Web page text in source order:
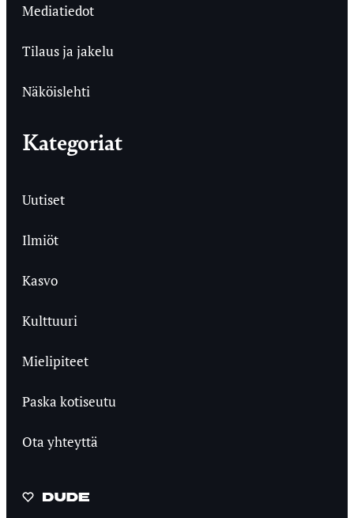
Mediatiedot
Tilaus ja jakelu
Näköislehti
Kategoriat
Uutiset
Ilmiöt
Kasvo
Kulttuuri
Mielipiteet
Paska kotiseutu
Ota yhteyttä